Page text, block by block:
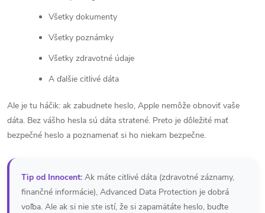
Všetky dokumenty
Všetky poznámky
Všetky zdravotné údaje
A ďalšie citlivé dáta
Ale je tu háčik: ak zabudnete heslo, Apple nemôže obnoviť vaše
dáta. Bez vášho hesla sú dáta stratené. Preto je dôležité mať
bezpečné heslo a poznamenať si ho niekam bezpečne.
Tip od Innocent: Ak máte citlivé dáta (zdravotné záznamy,
finančné informácie), Advanced Data Protection je dobrá
voľba. Ale ak si nie ste istí, že si zapamätáte heslo, buďte